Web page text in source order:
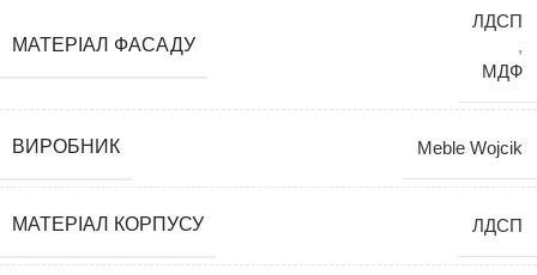
МАТЕРІАЛ ФАСАДУ
ЛДСП
,
МДФ
ВИРОБНИК Meble Wojcik
МАТЕРІАЛ КОРПУСУ ЛДСП